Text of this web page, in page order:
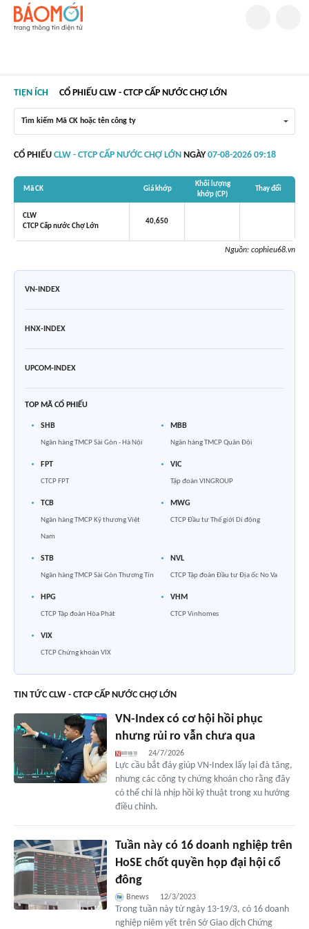
TIỆN ÍCH CỔ PHIẾU CLW - CTCP CẤP NƯỚC CHỢ LỚN
Tìm kiếm Mã CK hoặc tên công ty
CỔ PHIẾU CLW - CTCP CẤP NƯỚC CHỢ LỚN NGÀY 07-08-2026 09:18
Mã CK Giá khớp
Khối lượng
khớp (CP)
Thay đổi
CLW
CTCP Cấp nước Chợ Lớn
40,650
Nguồn: cophieu68.vn
VN-INDEX
HNX-INDEX
UPCOM-INDEX
TOP MÃ CỔ PHIẾU
SHB
Ngân hàng TMCP Sài Gòn - Hà Nội
MBB
Ngân hàng TMCP Quân Đội
FPT
CTCP FPT
VIC
Tập đoàn VINGROUP
TCB
Ngân hàng TMCP Kỹ thương Việt
Nam
MWG
CTCP Đầu tư Thế giới Di động
STB
Ngân hàng TMCP Sài Gòn Thương Tín
NVL
CTCP Tập đoàn Đầu tư Địa ốc No Va
HPG
CTCP Tập đoàn Hòa Phát
VHM
CTCP Vinhomes
VIX
CTCP Chứng khoán VIX
TIN TỨC CLW - CTCP CẤP NƯỚC CHỢ LỚN
VN-Index có cơ hội hồi phục
nhưng rủi ro vẫn chưa qua
24/7/2026
Lực cầu bắt đáy giúp VN-Index lấy lại đà tăng,
nhưng các công ty chứng khoán cho rằng đây
có thể chỉ là nhịp hồi kỹ thuật trong xu hướng
điều chỉnh.
Tuần này có 16 doanh nghiệp trên
HoSE chốt quyền họp đại hội cổ
đông
Bnews 12/3/2023
Trong tuần này từ ngày 13-19/3, có 16 doanh
nghiệp niêm yết trên Sở Giao dịch Chứng